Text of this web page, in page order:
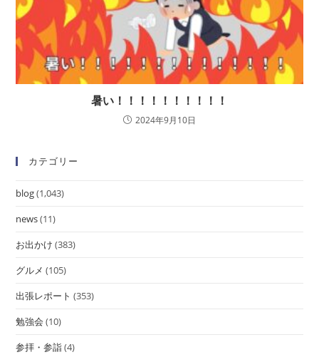
暑い！！！！！！！！！！
2024年9月10日
カテゴリー
blog(1,043)
news(11)
お出かけ (383)
グルメ (105)
出張レポート (353)
勉強会 (10)
参拝・参詣(4)